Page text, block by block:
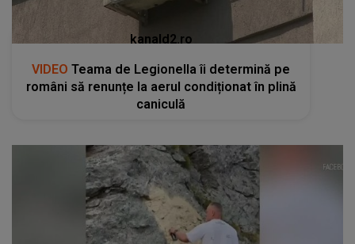
kanald2.ro
VIDEO Teama de Legionella îi determină pe
români să renunțe la aerul condiționat în plină
caniculă